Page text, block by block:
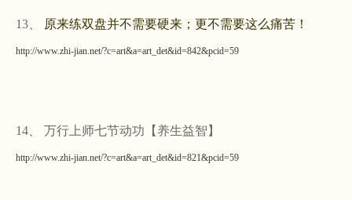
13、 原来练双盘并不需要硬来；更不需要这么痛苦！
http://www.zhi-jian.net/?c=art&a=art_det&id=842&pcid=59
14、 万行上师七节动功【养生益智】
http://www.zhi-jian.net/?c=art&a=art_det&id=821&pcid=59